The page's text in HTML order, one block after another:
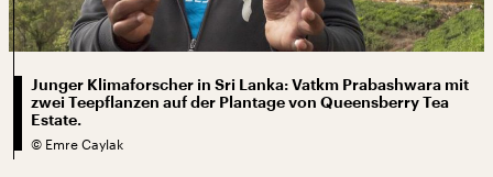
Junger Klimaforscher in Sri Lanka: Vatkm Prabashwara mit
zwei Teepflanzen auf der Plantage von Queensberry Tea
Estate.
© Emre Caylak